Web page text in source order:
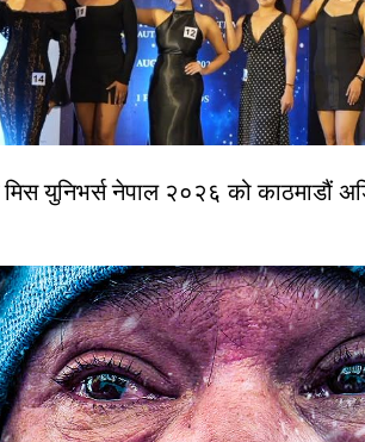
मिस युनिभर्स नेपाल २०२६ को काठमाडौं